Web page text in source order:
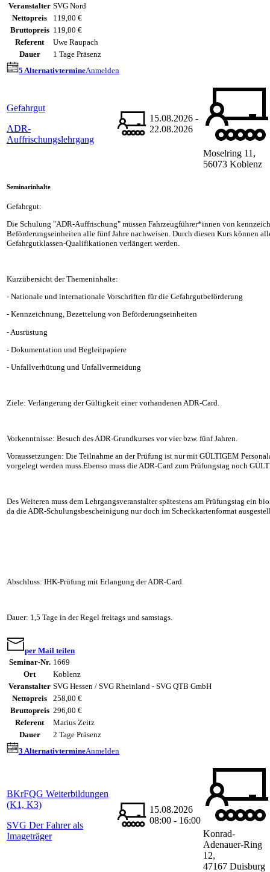
Veranstalter SVG Nord
Nettopreis
119,00 €
Bruttopreis 119,00 €
Referent
Uwe Raupach
Dauer
1 Tage Präsenz
5 AlternativtermineAnmelden
Gefahrgut
ADR-
Auffrischungslehrgang
15.08.2026 -
22.08.2026
Moselring 11,
56073 Koblenz
Seminarinhalte
Gefahrgut:
Die Schulung "ADR-Auffrischung" müssen Fahrzeugführer*innen von
Beförderungseinheiten alle fünf Jahre nachweisen. Durch diesen Kurs können
Gefahrgutklassen-Qualifikationen verlängert werden.
Kurzübersicht der Themeninhalte:
- Nationale und internationale Vorschriften für die Gefahrgutbeförderung
- Kennzeichnung, Bezettelung von Beförderungseinheiten
- Ausrüstung
- Dokumentation und Begleitpapiere
- Unfallverhütung und Unfallvermeidung
Ziele: Verlängerung der Gültigkeit einer vorhandenen ADR-Card.
Vorkenntnisse: Besuch des ADR-Grundkurses vor vier bzw. fünf Jahren.
Voraussetzungen: Die Teilnahme an der Prüfung ist nur mit GÜLTIGEM
vorgelegt werden muss.Ebenso muss die ADR-Card zum Prüfungstag noch
Des Weiteren muss dem Lehrgangsveranstalter spätestens am Prüfungstag ein
da die ADR-Schulungsbescheinigung nur doch im Scheckkartenformat
Abschluss: IHK-Prüfung mit Erlangung der ADR-Card.
Dauer: 1,5 Tage in der Regel freitags und samstags.
per Mail teilen
Seminar-Nr. 1669
Ort
Koblenz
Veranstalter SVG Hessen / SVG Rheinland - SVG QTB GmbH
Nettopreis
258,00 €
Bruttopreis 296,00 €
Referent
Marius Zeitz
Dauer
2 Tage Präsenz
3 AlternativtermineAnmelden
BKrFQG Weiterbildungen
(K1, K3)
SVG Der Fahrer als
Imageträger
15.08.2026
08:00 - 16:00
Konrad-
Adenauer-Ring
12,
47167 Duisburg